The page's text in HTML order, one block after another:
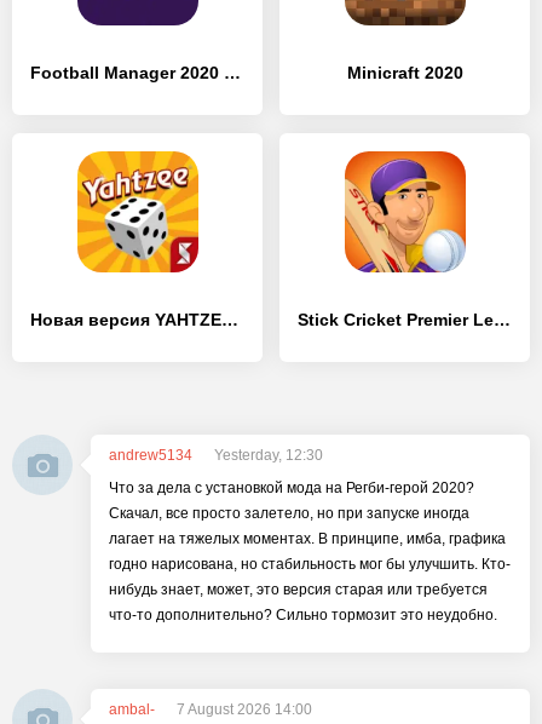
Football Manager 2020 Mobile Minicraft 2020
Новая версия YAHTZEE with Buddies Stick Cricket Premier League
andrew5134
Yesterday, 12:30
Что за дела с установкой мода на Регби-герой 2020?
Скачал, все просто залетело, но при запуске иногда
лагает на тяжелых моментах. В принципе, имба, графика
годно нарисована, но стабильность мог бы улучшить. Кто-
нибудь знает, может, это версия старая или требуется
что-то дополнительно? Сильно тормозит это неудобно.
ambal-
7 August 2026 14:00